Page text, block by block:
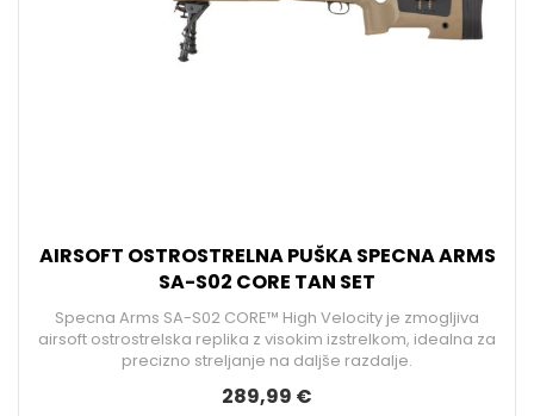
AIRSOFT OSTROSTRELNA PUŠKA SPECNA ARMS
SA-S02 CORE TAN SET
Specna Arms SA-S02 CORE™ High Velocity je zmogljiva
airsoft ostrostrelska replika z visokim izstrelkom, idealna za
precizno streljanje na daljše razdalje.
289,99 €